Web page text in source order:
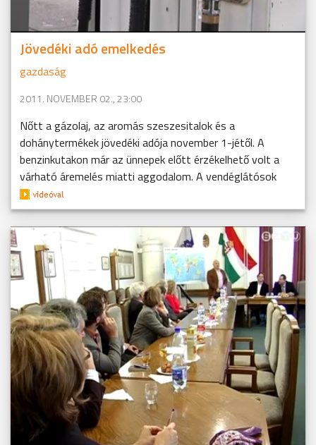
Jövedéki adó emelkedés
gazdaság
2011. NOVEMBER 02., 23:00
Nőtt a gázolaj, az aromás szeszesitalok és a
dohánytermékek jövedéki adója november 1-jétől. A
benzinkutakon már az ünnepek előtt érzékelhető volt a
várható áremelés miatti aggodalom. A vendéglátósok